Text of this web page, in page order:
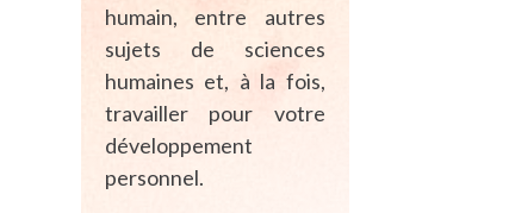
humain, entre autres
sujets de sciences
humaines et, à la fois,
travailler pour votre
développement
personnel.